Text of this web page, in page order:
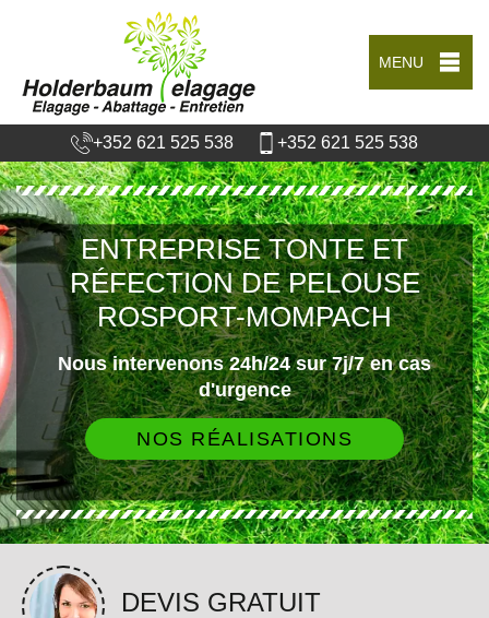
MENU
+352 621 525 538 +352 621 525 538
ENTREPRISE TONTE ET
RÉFECTION DE PELOUSE
ROSPORT-MOMPACH
Nous intervenons 24h/24 sur 7j/7 en cas
d'urgence
NOS RÉALISATIONS
DEVIS GRATUIT